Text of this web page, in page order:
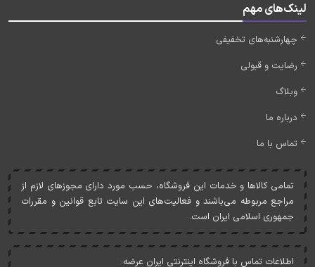
لینک‌های مهم
چهارشنبه‌های تخفیفی
رضایت و قبولی
وبلاگ
درباره ما
تماس با ما
تمامی کالاها و خدمات اين فروشگاه، حسب مورد دارای مجوزهای لازم از
مراجع مربوطه می‌باشند و فعاليت‌های اين سايت تابع قوانين و مقررات
جمهوری اسلامی ايران است.
اطلاعات تماس با فروشگاه اینترنتی ایران عرضه: